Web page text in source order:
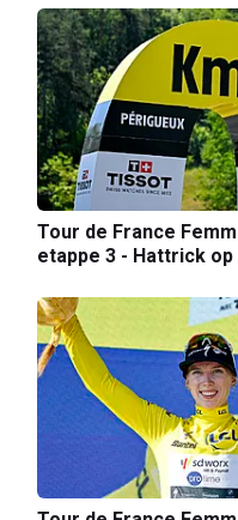
Tour de France
etappe 3 - Hattrick